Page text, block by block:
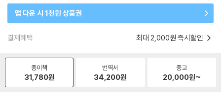
앱 다운 시 1천원 상품권
결제혜택 최대 2,000원 즉시할인
종이책
31,780원
번역서
34,200원
중고
20,000원~